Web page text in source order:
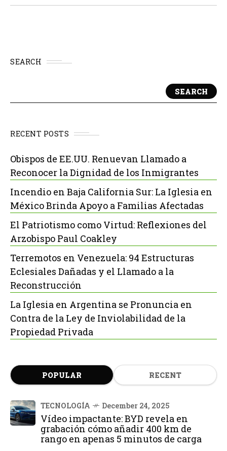
SEARCH
SEARCH
RECENT POSTS
Obispos de EE.UU. Renuevan Llamado a
Reconocer la Dignidad de los Inmigrantes
Incendio en Baja California Sur: La Iglesia en
México Brinda Apoyo a Familias Afectadas
El Patriotismo como Virtud: Reflexiones del
Arzobispo Paul Coakley
Terremotos en Venezuela: 94 Estructuras
Eclesiales Dañadas y el Llamado a la
Reconstrucción
La Iglesia en Argentina se Pronuncia en
Contra de la Ley de Inviolabilidad de la
Propiedad Privada
POPULAR RECENT
TECNOLOGÍA December 24, 2025
Vídeo impactante: BYD revela en
grabación cómo añadir 400 km de
rango en apenas 5 minutos de carga